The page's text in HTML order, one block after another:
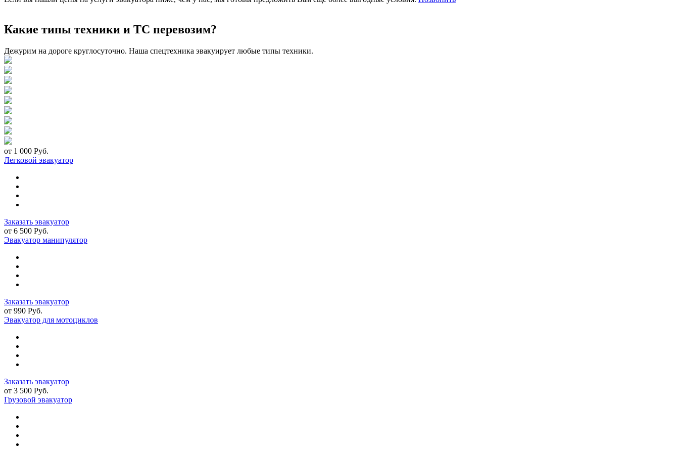
Какие типы техники и ТС перевозим?
Дежурим на дороге круглосуточно. Наша спецтехника эвакуирует любые типы техники.
от 1 000 Руб.
Легковой эвакуатор
Заказать эвакуатор
от 6 500 Руб.
Эвакуатор манипулятор
Заказать эвакуатор
от 990 Руб.
Эвакуатор для мотоциклов
Заказать эвакуатор
от 3 500 Руб.
Грузовой эвакуатор